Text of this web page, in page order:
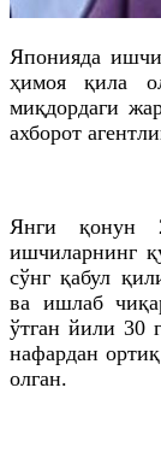
Японияда
ҳимоя қила
миқдордаги
ахборот
Янги қонун
ишчиларнинг
сўнг қабул
ва ишлаб
ўтган йили 30
нафардан
олган.